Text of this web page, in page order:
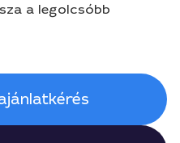
a legolcsóbb